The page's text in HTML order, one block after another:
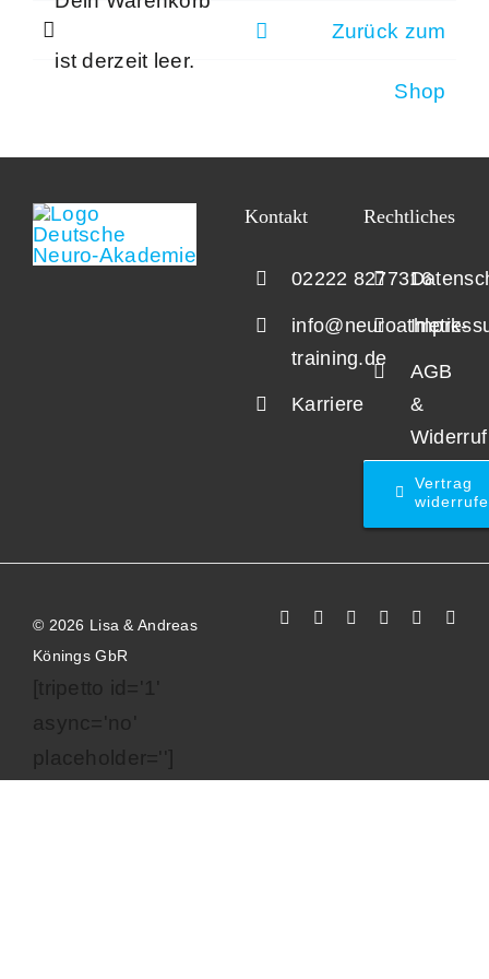
ist derzeit leer.
Zurück zum
Shop
Kontakt
02222 8277316
info@neuroathletik-
training.de
Karriere
Rechtliches
AGB
&
Widerruf
Vertrag
© 2026 Lisa & Andreas
Könings GbR
[tripetto id='1'
async='no'
placeholder='']